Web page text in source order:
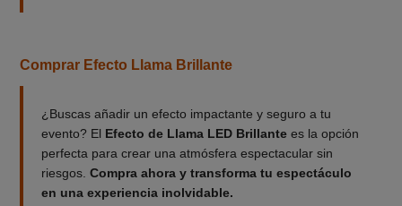
Comprar Efecto Llama Brillante
¿Buscas añadir un efecto impactante y seguro a tu
evento? El Efecto de Llama LED Brillantees la opción
perfecta para crear una atmósfera espectacular sin
riesgos. Compra ahora y transforma tu espectáculo
en una experiencia inolvidable.